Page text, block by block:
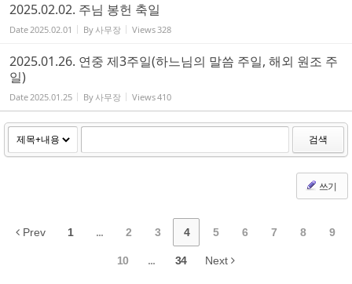
2025.02.02. 주님 봉헌 축일
Date2025.02.01 By 사무장 Views328
2025.01.26. 연중 제3주일(하느님의 말씀 주일, 해외 원조 주
일)
Date2025.01.25 By 사무장 Views410
검색
쓰기
Prev 1 ... 2 3 4 5 6 7 8 9
10 ... 34 Next